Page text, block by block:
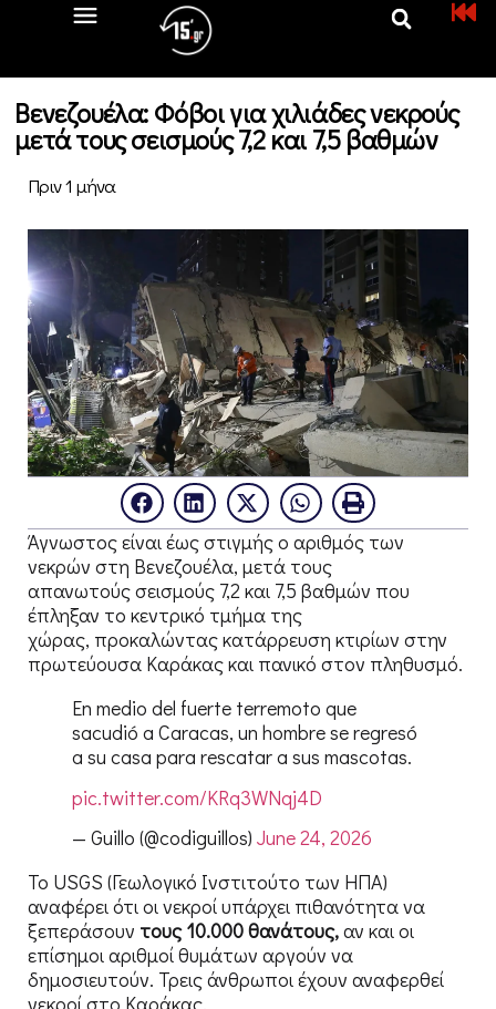
Βενεζουέλα: Φόβοι για χιλιάδες νεκρούς
μετά τους σεισμούς 7,2 και 7,5 βαθμών
Πριν 1 μήνα
Άγνωστος είναι έως στιγμής ο αριθμός των
νεκρών στη Βενεζουέλα, μετά τους
απανωτούς σεισμούς 7,2 και 7,5 βαθμών που
έπληξαν το κεντρικό τμήμα της
χώρας, προκαλώντας κατάρρευση κτιρίων στην
πρωτεύουσα Καράκας και πανικό στον πληθυσμό.
En medio del fuerte terremoto que
sacudió a Caracas, un hombre se regresó
a su casa para rescatar a sus mascotas.
pic.twitter.com/KRq3WNqj4D
— Guillo (@codiguillos) June 24, 2026
Το USGS (Γεωλογικό Ινστιτούτο των ΗΠΑ)
αναφέρει ότι οι νεκροί υπάρχει πιθανότητα να
ξεπεράσουν τους 10.000 θανάτους,αν και οι
επίσημοι αριθμοί θυμάτων αργούν να
δημοσιευτούν. Τρεις άνθρωποι έχουν αναφερθεί
νεκροί στο Καράκας.